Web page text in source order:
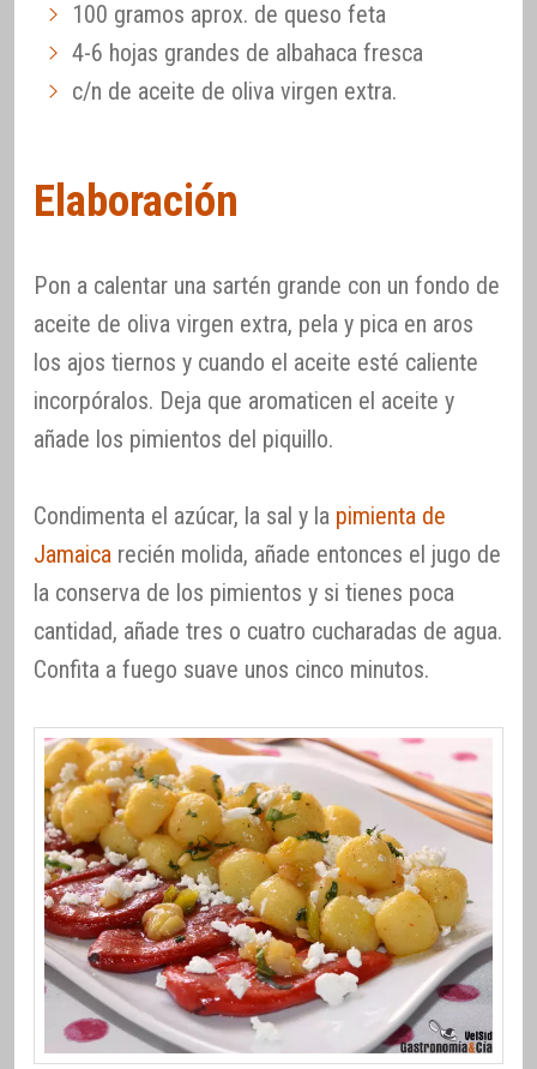
100 gramos aprox. de queso feta
4-6 hojas grandes de albahaca fresca
c/n de aceite de oliva virgen extra.
Elaboración
Pon a calentar una sartén grande con un fondo de
aceite de oliva virgen extra, pela y pica en aros
los ajos tiernos y cuando el aceite esté caliente
incorpóralos. Deja que aromaticen el aceite y
añade los pimientos del piquillo.
Condimenta el azúcar, la sal y la pimienta de
Jamaica recién molida, añade entonces el jugo de
la conserva de los pimientos y si tienes poca
cantidad, añade tres o cuatro cucharadas de agua.
Confita a fuego suave unos cinco minutos.